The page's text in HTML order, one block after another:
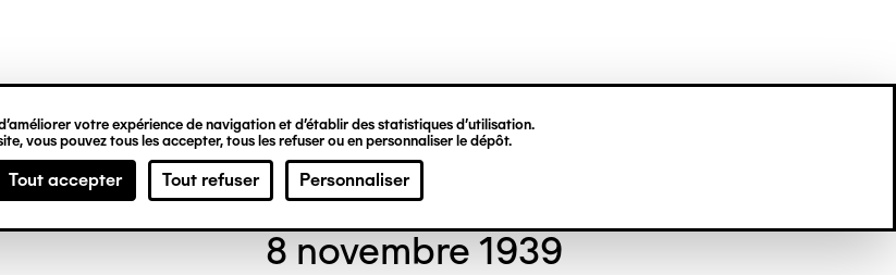
votre expérience de navigation et d’établir des statistiques d’utilisation.
vous pouvez tous les accepter, tous les refuser ou en personnaliser le dépôt.
Tout accepter Tout refuser Personnaliser
André LANSKOY
8 novembre 1939